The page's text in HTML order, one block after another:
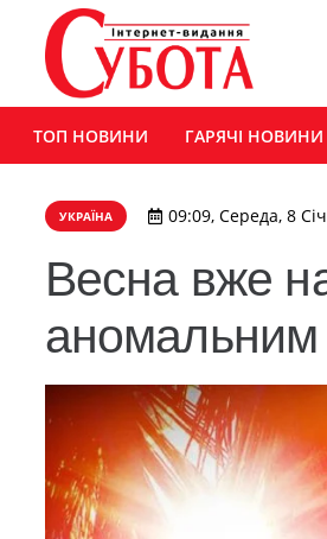
ТОП НОВИНИ ГАРЯЧІ НОВИНИ
УКРАЇНА 09:09, Середа, 8
Весна вже